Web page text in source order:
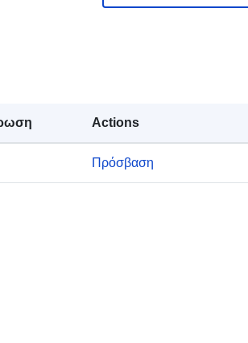
Actions
Πρόσβαση
https://doi.org/10.5281/zenodo.5992
http://purl.org/dc/dcmitype/Dataset